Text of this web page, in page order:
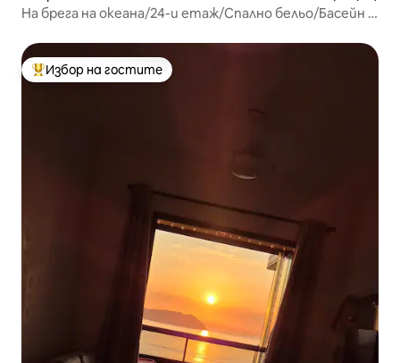
На брега на океана/24-и етаж/Спално бельо/Басейн с
Най-популярен избор на гостите
Избор на гостите